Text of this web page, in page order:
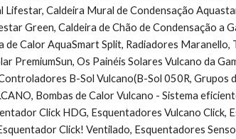
Caldeira Mural de Condensação
Green, Caldeira de Chão de Condensação a
de Calor AquaSmart Split, Radiadores
PremiumSun, Os Painéis Solares Vulcano da
B-Sol Vulcano(B-Sol 050R, Grupos
Bombas de Calor Vulcano - Sistema
Click HDG, Esquentadores Vulcano Click,
Click! Ventilado, Esquentadores